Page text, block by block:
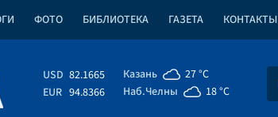
ФОТО БИБЛИОТЕКА ГАЗЕТА КОНТАКТЫ
USD 82.1665
EUR 94.8366
Казань
27 °C
Наб.Челны
18 °C